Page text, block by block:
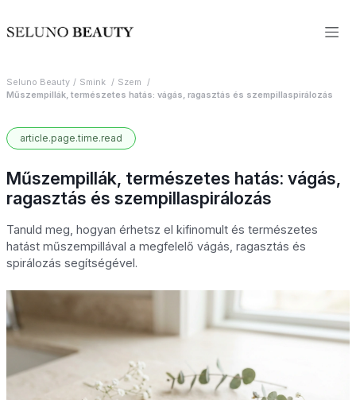
Seluno Beauty Smink
Szem
Műszempillák, természetes hatás: vágás, ragasztás és szempillaspirálozás
article.page.time.read
Műszempillák, természetes hatás: vágás,
ragasztás és szempillaspirálozás
Tanuld meg, hogyan érhetsz el kifinomult és természetes
hatást műszempillával a megfelelő vágás, ragasztás és
spirálozás segítségével.